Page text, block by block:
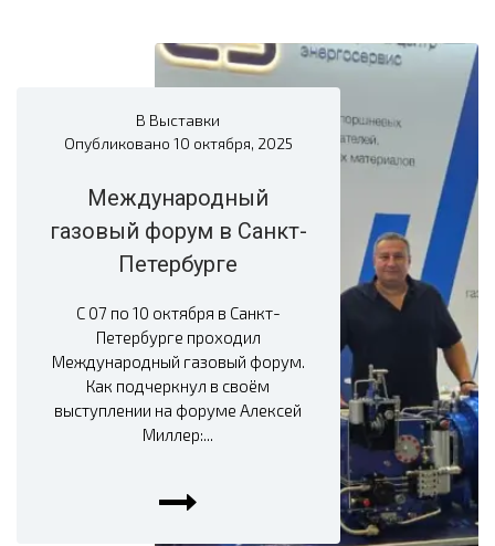
В Выставки
Опубликовано 10 октября, 2025
Международный
газовый форум в Санкт-
Петербурге
С 07 по 10 октября в Санкт-
Петербурге проходил
Международный газовый форум.
Как подчеркнул в своём
выступлении на форуме Алексей
Миллер:...